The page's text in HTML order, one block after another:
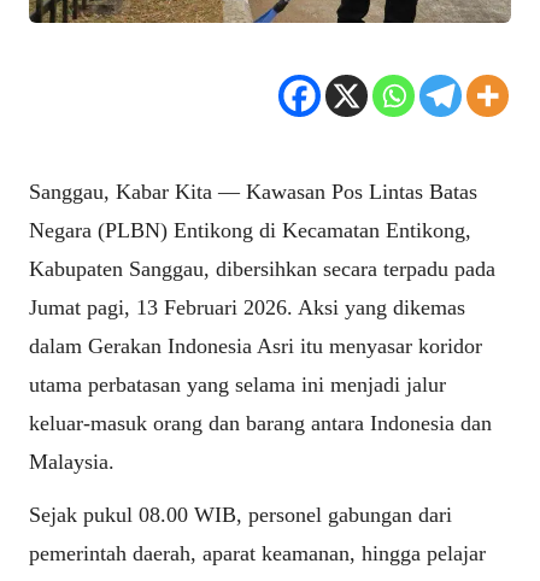
Sanggau, Kabar Kita — Kawasan Pos Lintas Batas
Negara (PLBN) Entikong di Kecamatan Entikong,
Kabupaten Sanggau, dibersihkan secara terpadu pada
Jumat pagi, 13 Februari 2026. Aksi yang dikemas
dalam Gerakan Indonesia Asri itu menyasar koridor
utama perbatasan yang selama ini menjadi jalur
keluar-masuk orang dan barang antara Indonesia dan
Malaysia.
Sejak pukul 08.00 WIB, personel gabungan dari
pemerintah daerah, aparat keamanan, hingga pelajar